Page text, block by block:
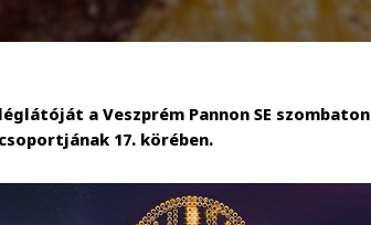
a Veszprém Pannon SE szombaton
17. körében.